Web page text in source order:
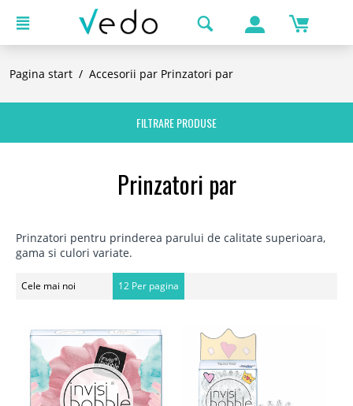
Pagina start / Accesorii par Prinzatori par
FILTRARE PRODUSE
Prinzatori par
Prinzatori pentru prinderea parului de calitate superioara,
gama si culori variate.
Cele mai noi 12 Per pagina